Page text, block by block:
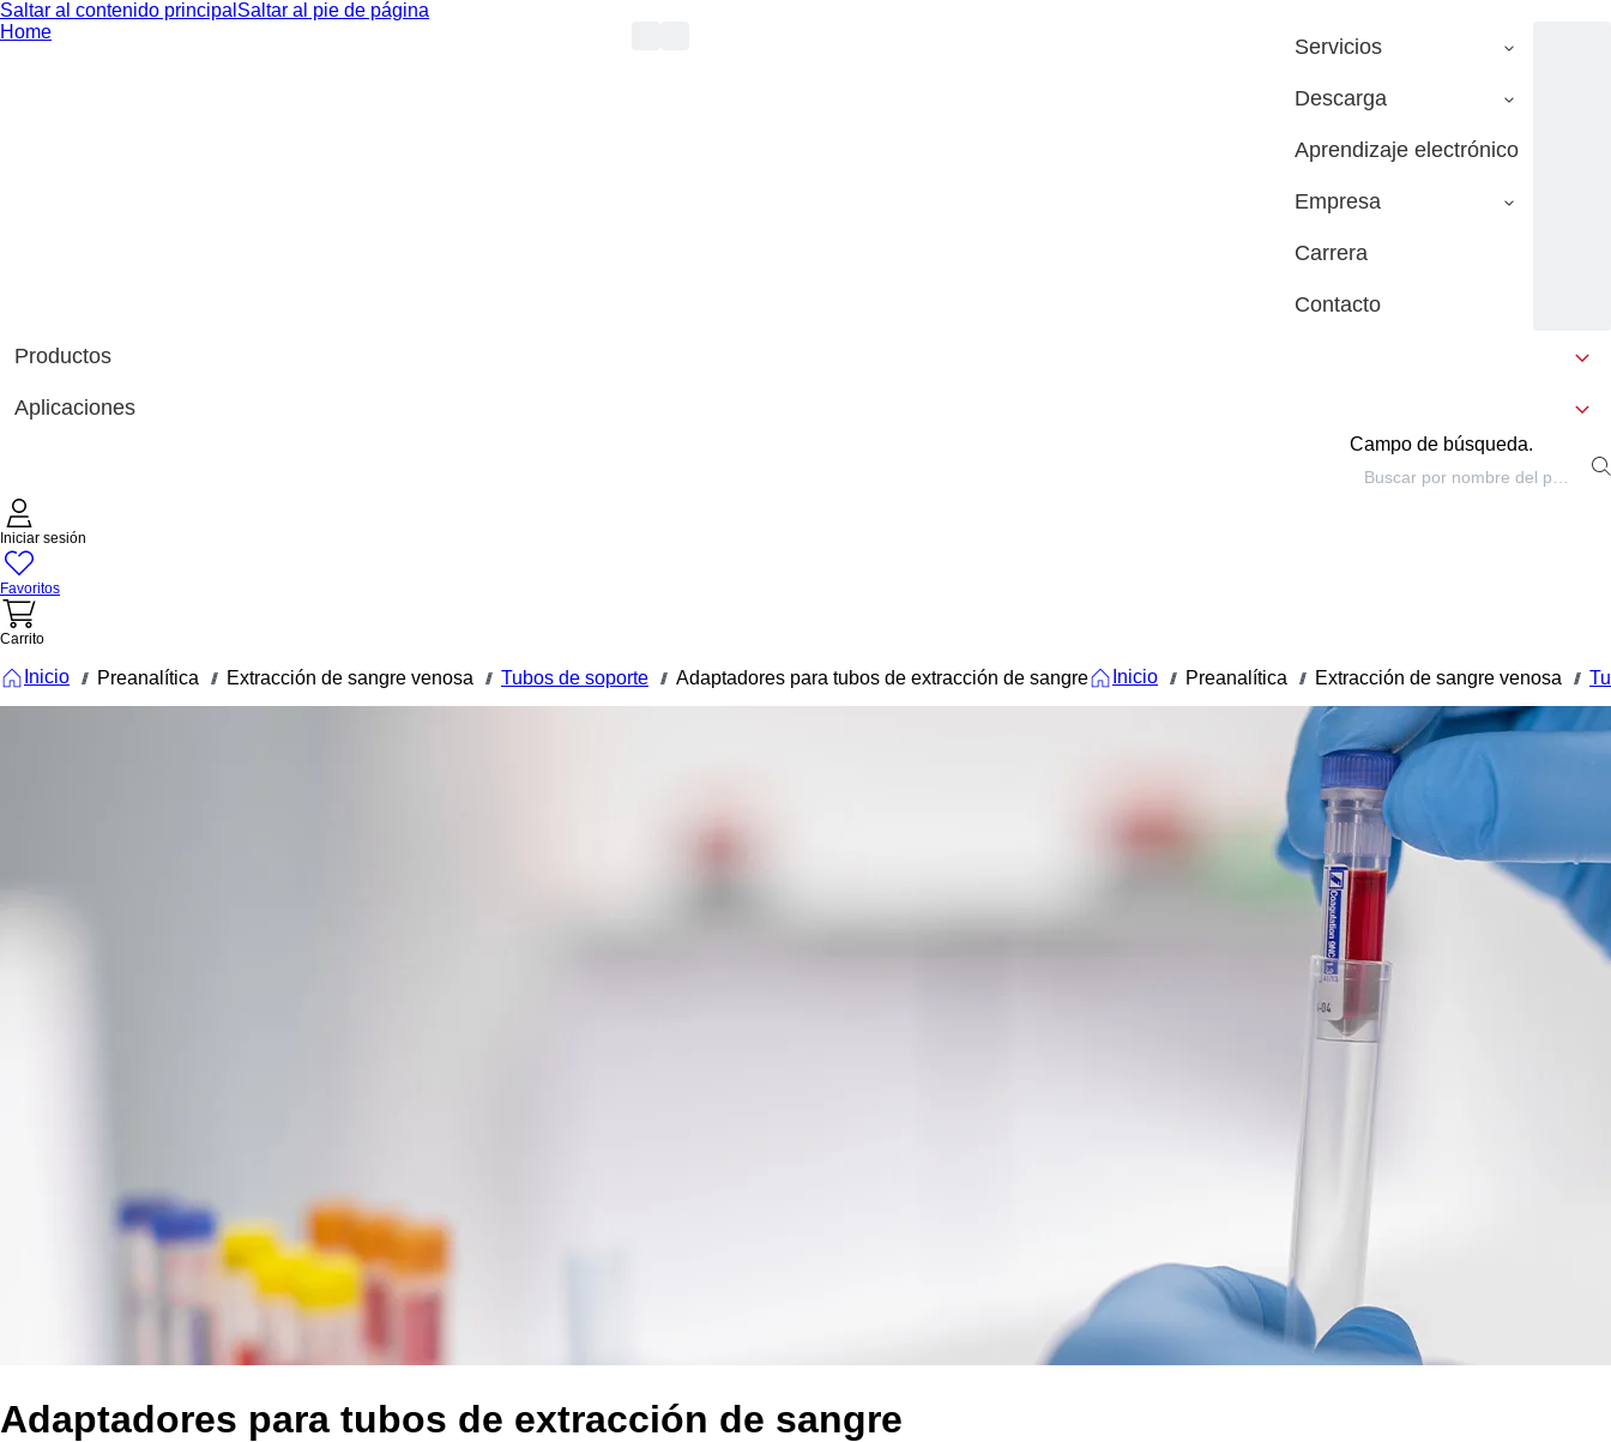
Saltar al contenido principal Saltar al pie de página
Home
Servicios
Descarga
Aprendizaje electrónico
Empresa
Carrera
Contacto
Productos
Aplicaciones
Campo de búsqueda.
Iniciar sesión
Favoritos
Carrito
Inicio /// Preanalítica /// Extracción de sangre venosa /// Tubos de soporte /// Adaptadores para tubos de extracción de sangre Inicio /// Preanalítica /// Extracción de sangre venosa ///
Adaptadores para tubos de extracción de sangre